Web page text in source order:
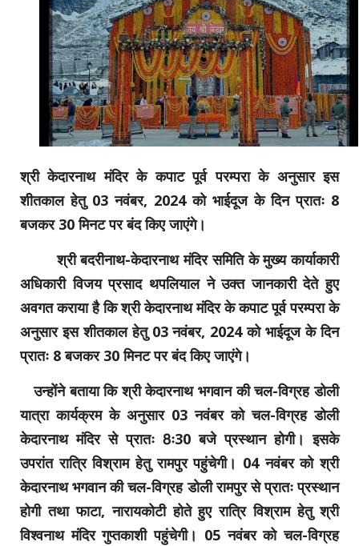
श्री केदारनाथ मंदिर के कपाट पूर्व परम्परा के अनुसार इस
शीतकाल हेतु 03 नवंबर, 2024 को भाईदूज के दिन प्रातः 8
बजकर 30 मिनट पर बंद किए जाएंगे।
श्री बदरीनाथ-केदारनाथ मंदिर समिति के मुख्य कार्याकारी
अधिकारी विजय प्रसाद थपलियाल ने उक्त जानकारी देते हुए
अवगत कराया है कि श्री केदारनाथ मंदिर के कपाट पूर्व परम्परा के
अनुसार इस शीतकाल हेतु 03 नवंबर, 2024 को भाईदूज के दिन
प्रातः 8 बजकर 30 मिनट पर बंद किए जाएंगे।
उन्होंने बताया कि श्री केदारनाथ भगवान की चल-विग्रह डोली
यात्रा कार्यक्रम के अनुसार 03 नवंबर को चल-विग्रह डोली
केदारनाथ मंदिर से प्रातः 8ः30 बजे प्रस्थान होगी। इसके
उपरांत रात्रि विश्राम हेतु रामपुर पहुंचेगी। 04 नवंबर को श्री
केदारनाथ भगवान की चल-विग्रह डोली रामपुर से प्रातः प्रस्थान
होगी तथा फाटा, नारायकोटी होते हुए रात्रि विश्राम हेतु श्री
विश्वनाथ मंदिर गुप्तकाशी पहुंचेगी। 05 नवंबर को चल-विग्रह